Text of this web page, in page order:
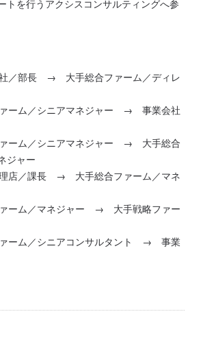
トを行うアクシスコンサルティングへ参
／部長 → 大手総合ファーム／ディレ
ーム／シニアマネジャー → 事業会社
ーム／シニアマネジャー → 大手総合
ジャー
店／課長 → 大手総合ファーム／マネ
ーム／マネジャー → 大手戦略ファー
ーム／シニアコンサルタント → 事業